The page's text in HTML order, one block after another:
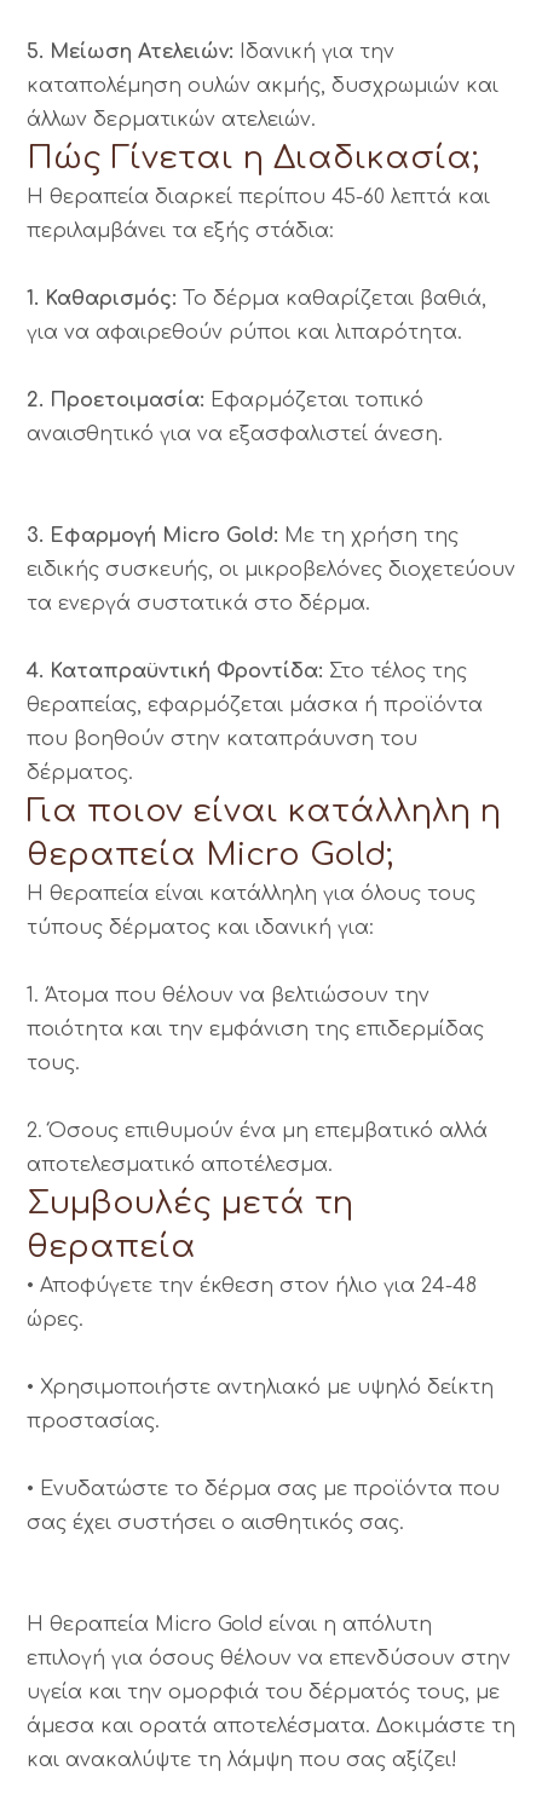
5. Μείωση Ατελειών: Ιδανική για την
καταπολέμηση ουλών ακμής, δυσχρωμιών και
άλλων δερματικών ατελειών.
Πώς Γίνεται η Διαδικασία;
Η θεραπεία διαρκεί περίπου 45-60 λεπτά και
περιλαμβάνει τα εξής στάδια:
1. Καθαρισμός: Το δέρμα καθαρίζεται βαθιά,
για να αφαιρεθούν ρύποι και λιπαρότητα.
2. Προετοιμασία: Εφαρμόζεται τοπικό
αναισθητικό για να εξασφαλιστεί άνεση.
3. Εφαρμογή Micro Gold: Με τη χρήση της
ειδικής συσκευής, οι μικροβελόνες διοχετεύουν
τα ενεργά συστατικά στο δέρμα.
4. Καταπραϋντική Φροντίδα: Στο τέλος της
θεραπείας, εφαρμόζεται μάσκα ή προϊόντα
που βοηθούν στην καταπράυνση του
δέρματος.
Για ποιον είναι κατάλληλη η
θεραπεία Micro Gold;
Η θεραπεία είναι κατάλληλη για όλους τους
τύπους δέρματος και ιδανική για:
1. Άτομα που θέλουν να βελτιώσουν την
ποιότητα και την εμφάνιση της επιδερμίδας
τους.
2. Όσους επιθυμούν ένα μη επεμβατικό αλλά
αποτελεσματικό αποτέλεσμα.
Συμβουλές μετά τη
θεραπεία
• Αποφύγετε την έκθεση στον ήλιο για 24-48
ώρες.
• Χρησιμοποιήστε αντηλιακό με υψηλό δείκτη
προστασίας.
• Ενυδατώστε το δέρμα σας με προϊόντα που
σας έχει συστήσει ο αισθητικός σας.
Η θεραπεία Micro Gold είναι η απόλυτη
επιλογή για όσους θέλουν να επενδύσουν στην
υγεία και την ομορφιά του δέρματός τους, με
άμεσα και ορατά αποτελέσματα. Δοκιμάστε τη
και ανακαλύψτε τη λάμψη που σας αξίζει!